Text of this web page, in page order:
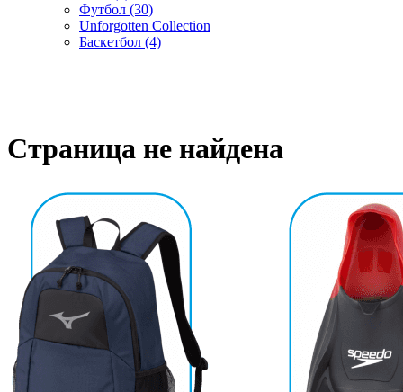
Футбол (30)
Unforgotten Collection
Баскетбол (4)
Cтраница не найдена